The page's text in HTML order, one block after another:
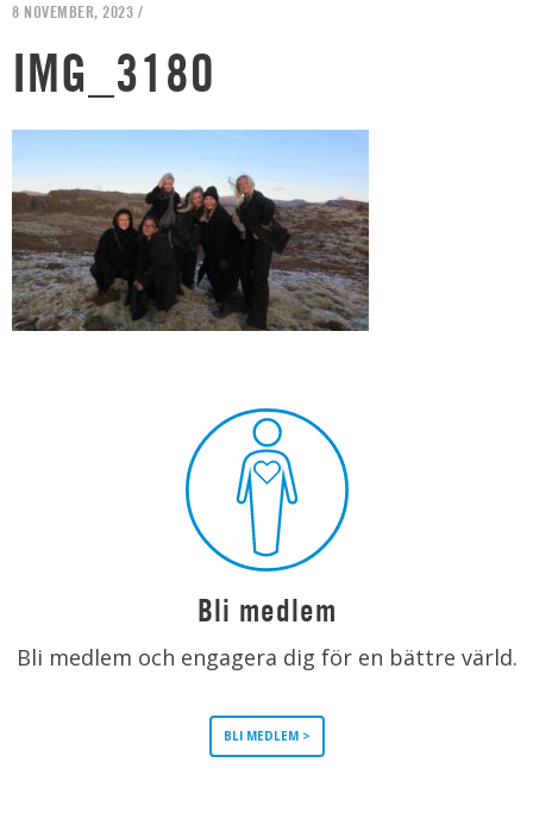
8 NOVEMBER, 2023 /
IMG_3180
Bli medlem
Bli medlem och engagera dig för en bättre värld.
BLI MEDLEM >